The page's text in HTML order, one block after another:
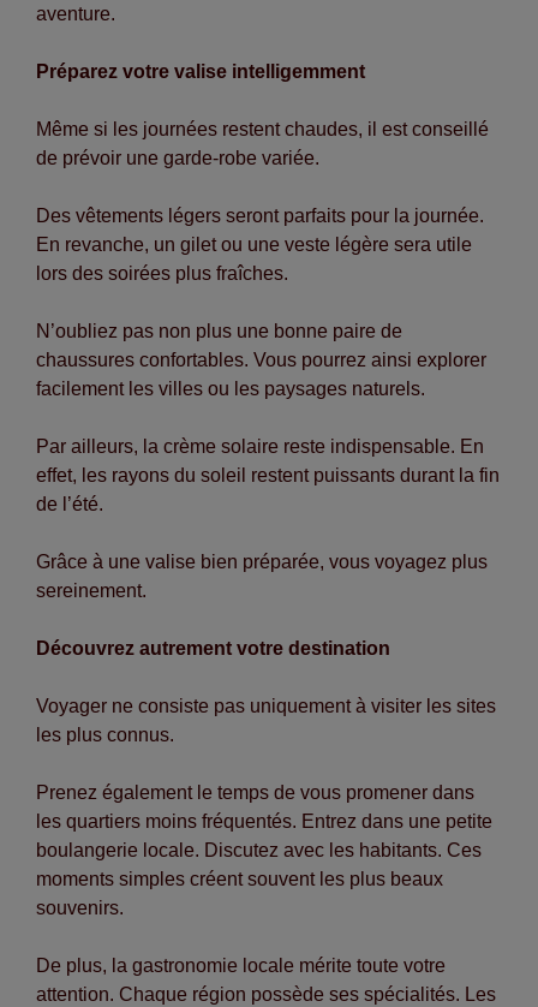
aventure.
Préparez votre valise intelligemment
Même si les journées restent chaudes, il est conseillé
de prévoir une garde-robe variée.
Des vêtements légers seront parfaits pour la journée.
En revanche, un gilet ou une veste légère sera utile
lors des soirées plus fraîches.
N’oubliez pas non plus une bonne paire de
chaussures confortables. Vous pourrez ainsi explorer
facilement les villes ou les paysages naturels.
Par ailleurs, la crème solaire reste indispensable. En
effet, les rayons du soleil restent puissants durant la fin
de l’été.
Grâce à une valise bien préparée, vous voyagez plus
sereinement.
Découvrez autrement votre destination
Voyager ne consiste pas uniquement à visiter les sites
les plus connus.
Prenez également le temps de vous promener dans
les quartiers moins fréquentés. Entrez dans une petite
boulangerie locale. Discutez avec les habitants. Ces
moments simples créent souvent les plus beaux
souvenirs.
De plus, la gastronomie locale mérite toute votre
attention. Chaque région possède ses spécialités. Les